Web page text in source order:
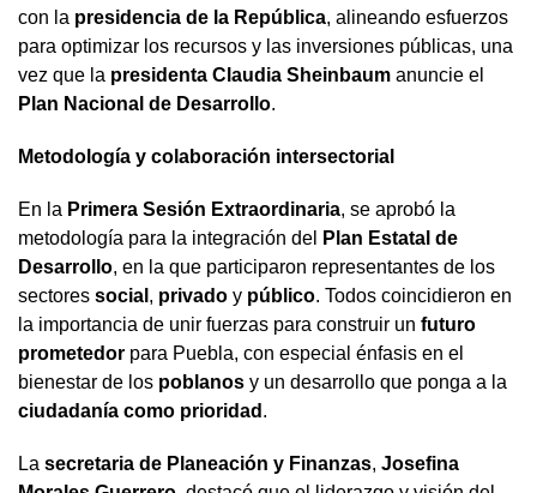
con la presidencia de la República, alineando esfuerzos
para optimizar los recursos y las inversiones públicas, una
vez que la presidenta Claudia Sheinbaum anuncie el
Plan Nacional de Desarrollo.
Metodología y colaboración intersectorial
En la Primera Sesión Extraordinaria, se aprobó la
metodología para la integración del
Plan Estatal de
Desarrollo, en la que participaron representantes de los
sectores social , privado y público. Todos coincidieron en
la importancia de unir fuerzas para construir un futuro
prometedor para Puebla, con especial énfasis en el
bienestar de los poblanos y un desarrollo que ponga a la
ciudadanía como prioridad .
La secretaria de Planeación y Finanzas, Josefina